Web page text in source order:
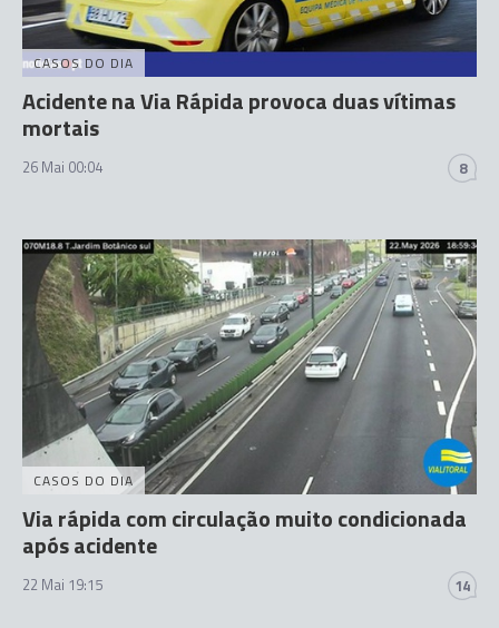
CASOS DO DIA
Acidente na Via Rápida provoca duas vítimas
mortais
26 Mai 00:04 8
CASOS DO DIA
Via rápida com circulação muito condicionada
após acidente
22 Mai 19:15 14